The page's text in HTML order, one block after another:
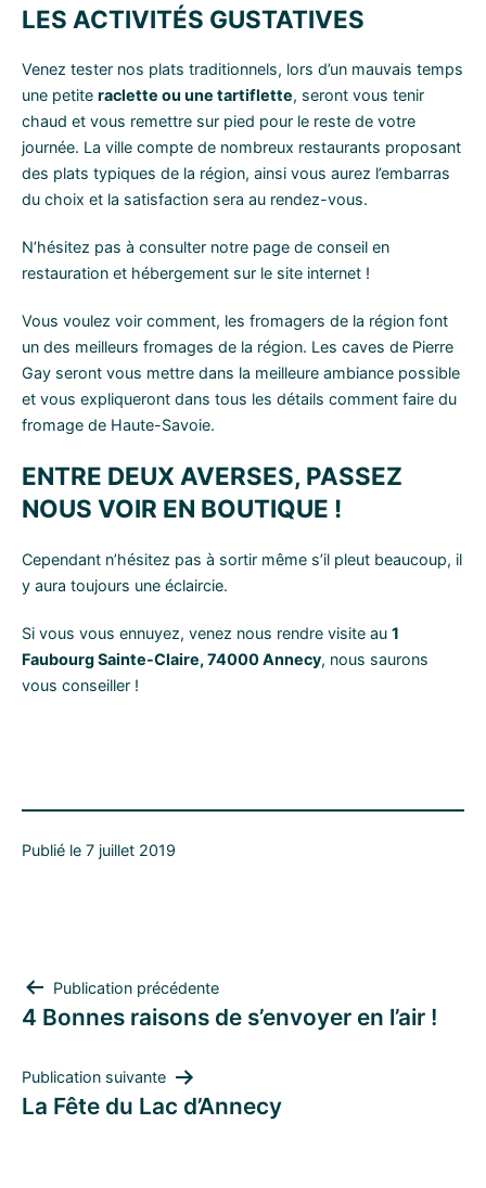
LES ACTIVITÉS GUSTATIVES
Venez tester nos plats traditionnels, lors d’un mauvais temps
une petite raclette ou une tartiflette, seront vous tenir
chaud et vous remettre sur pied pour le reste de votre
journée. La ville compte de nombreux restaurants proposant
des plats typiques de la région, ainsi vous aurez l’embarras
du choix et la satisfaction sera au rendez-vous.
N’hésitez pas à consulter notre page de conseil en
restauration et hébergement sur le site internet !
Vous voulez voir comment, les fromagers de la région font
un des meilleurs fromages de la région. Les caves de Pierre
Gay seront vous mettre dans la meilleure ambiance possible
et vous expliqueront dans tous les détails comment faire du
fromage de Haute-Savoie.
ENTRE DEUX AVERSES, PASSEZ
NOUS VOIR EN BOUTIQUE !
Cependant n’hésitez pas à sortir même s’il pleut beaucoup, il
y aura toujours une éclaircie.
Si vous vous ennuyez, venez nous rendre visite au 1
Faubourg Sainte-Claire, 74000 Annecy, nous saurons
vous conseiller !
Publié le 7 juillet 2019
NAVIGATION
DE
Publication précédente
4 Bonnes raisons de s’envoyer en l’air !
Publication suivante
La Fête du Lac d’Annecy